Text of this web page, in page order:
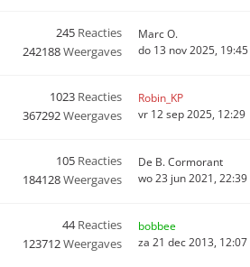
245 Reacties
242188Weergaves
Marc O.
do 13 nov 2025, 19:45
1023 Reacties
367292Weergaves
Robin_KP
vr 12 sep 2025, 12:29
105 Reacties
184128Weergaves
De B. Cormorant
wo 23 jun 2021, 22:39
44Reacties
123712Weergaves
bobbee
za 21 dec 2013, 12:07